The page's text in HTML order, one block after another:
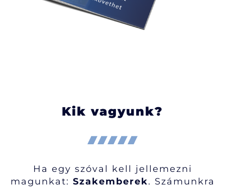
Kik vagyunk?
Ha egy szóval kell jellemezni
magunkat: Szakemberek. Számunkra